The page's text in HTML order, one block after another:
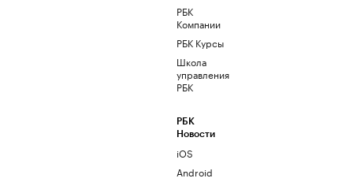
РБК
Компании
РБК Курсы
Школа
управления
РБК
РБК
Новости
iOS
Android